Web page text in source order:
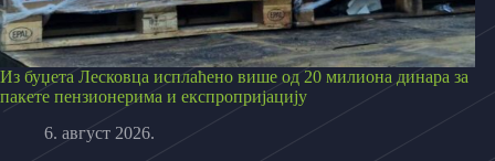
Из буџета Лесковца исплаћено више од 20 милиона динара за
пакете пензионерима и експропријацију
6. август 2026.